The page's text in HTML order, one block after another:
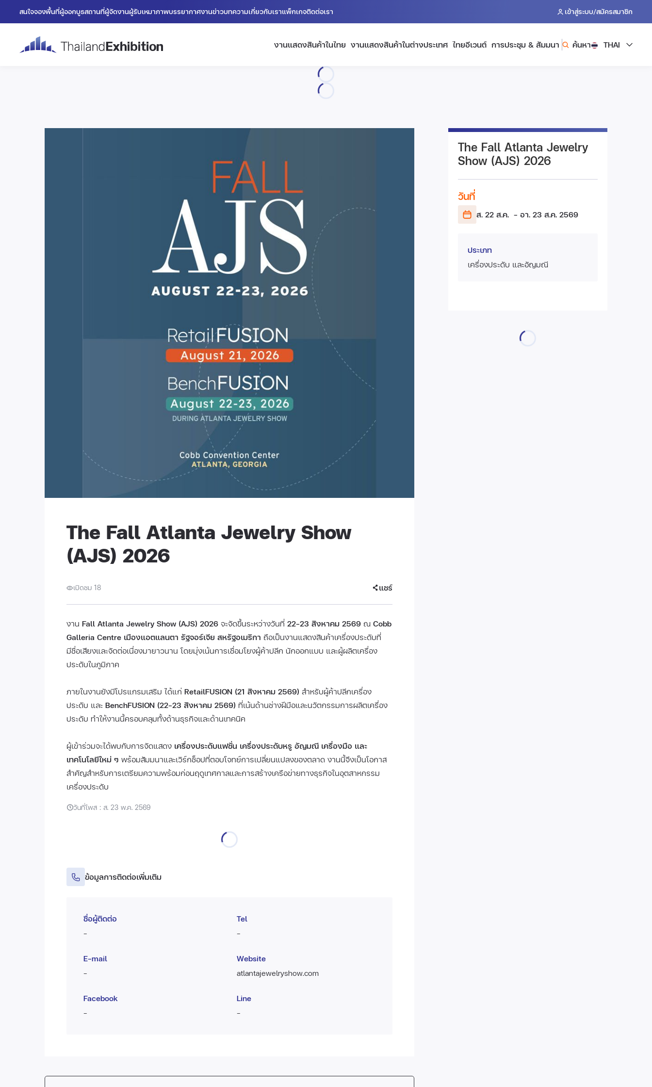
สนใจจองพื้นที่ผู้ออกบูธสถานที่ผู้จัดงานผู้รับเหมาภาพบรรยากาศงานข่าวบทความเกี่ยวกับเราแพ็กเกจติดต่อเรา เข้าสู่ระบบ/สมัครสมาชิก
งานแสดงสินค้าในไทย งานแสดงสินค้าในต่างประเทศ ไทยอีเวนต์ การประชุม & สัมมนา ค้นหา THAI
The Fall Atlanta Jewelry
Show (AJS) 2026
วันที่
ส. 22 ส.ค. - อา. 23 ส.ค. 2569
ประเภท
เครื่องประดับ และอัญมณี
The Fall Atlanta Jewelry Show
(AJS) 2026
เปิดชม 18 แชร์
งาน Fall Atlanta Jewelry Show (AJS) 2026 จะจัดขึ้นระหว่างวันที่ 22–23 สิงหาคม 2569 ณ Cobb
Galleria Centre เมืองแอตแลนตา รัฐจอร์เจีย สหรัฐอเมริกา ถือเป็นงานแสดงสินค้าเครื่องประดับที่
มีชื่อเสียงและจัดต่อเนื่องมายาวนาน โดยมุ่งเน้นการเชื่อมโยงผู้ค้าปลีก นักออกแบบ และผู้ผลิตเครื่อง
ประดับในภูมิภาค
ภายในงานยังมีโปรแกรมเสริม ได้แก่ RetailFUSION (21 สิงหาคม 2569) สำหรับผู้ค้าปลีกเครื่อง
ประดับ และ BenchFUSION (22–23 สิงหาคม 2569) ที่เน้นด้านช่างฝีมือและนวัตกรรมการผลิตเครื่อง
ประดับ ทำให้งานนี้ครอบคลุมทั้งด้านธุรกิจและด้านเทคนิค
ผู้เข้าร่วมจะได้พบกับการจัดแสดง เครื่องประดับแฟชั่น เครื่องประดับหรู อัญมณี เครื่องมือ และ
เทคโนโลยีใหม่ ๆ พร้อมสัมมนาและเวิร์กช็อปที่ตอบโจทย์การเปลี่ยนแปลงของตลาด งานนี้จึงเป็นโอกาส
สำคัญสำหรับการเตรียมความพร้อมก่อนฤดูเทศกาลและการสร้างเครือข่ายทางธุรกิจในอุตสาหกรรม
เครื่องประดับ
วันที่โพส : ส. 23 พ.ค. 2569
ข้อมูลการติดต่อเพิ่มเติม
ชื่อผู้ติดต่อ
-
Tel
-
E-mail
-
Website
atlantajewelryshow.com
Facebook
-
Line
-